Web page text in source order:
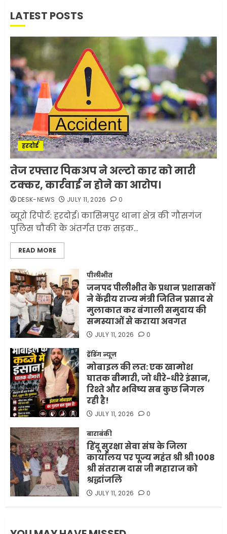
FEBRUARY 3, 2026 0
1
मोबाइल की लत: एक खामोश
घातक बीमारी, जो धीरे-धीरे इंसान,
रिश्ते और भविष्य सब कुछ निगल
रही है!
JULY 11, 2026
मलबों से ईरान ने सुरक्षित बरामद
कर ली करीब 1000 से ज्यादा
मिसाइलें
JUNE 1, 2026
3
व्यवहार क्यों?
JUNE 1, 2026 0
4
अमेरिका ने फिर से ईरान को युद्ध
समाप्त करने के लिए भेजी अपनी 5
MAY 18, 2026
5
भारत-अमेरिका व्यापार समझौता
ट्रंप ने किया एलान
FEBRUARY 3, 2026
LATEST POSTS
हरदोई
तेज रफ्तार पिकअप ने अल्टो कार को मारी
टक्कर, कार्रवाई न होने का आरोप।
DESK-NEWS JULY 11, 2026 0
ब्यूरो रिपोर्ट: हरदोई। कासिमपुर थाना क्षेत्र की गौसगंज
पुलिस चौकी के अंतर्गत एक सड़क...
READ MORE
पीलीभीत
जनपद पीलीभीत के प्रधान प्रशासकों
ने केंद्रीय राज्य मंत्री जितिन प्रसाद से
मुलाकात कर बंगाली समुदाय की
समस्याओं से कराया अवगत
JULY 11, 2026 0
ट्रेंडिंग न्यूज़
मोबाइल की लत: एक खामोश
घातक बीमारी, जो धीरे-धीरे इंसान,
रिश्ते और भविष्य सब कुछ निगल
रही है!
JULY 11, 2026 0
बाराबंकी
हिंदू सुरक्षा सेवा संघ के जिला
कार्यालय पर पूज्य महंत श्री श्री 1008
श्री संतराम दास जी महाराज को
श्रद्धांजलि
JULY 11, 2026 0